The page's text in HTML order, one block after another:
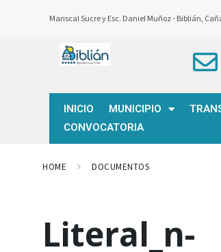
Mariscal Sucre y Esc. Daniel Muñoz - Biblián,
INICIO MUNICIPIO
CONVOCATORIA
HOME DOCUMENTOS
Literal_n-